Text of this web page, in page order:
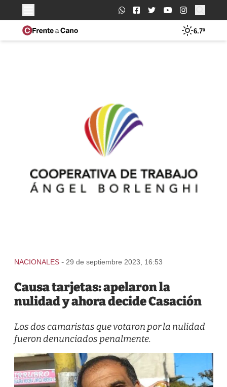
Buscar:
6.7º
NACIONALES - 29 de septiembre 2023, 16:53
Causa tarjetas: apelaron la
nulidad y ahora decide Casación
Los dos camaristas que votaron por la nulidad
fueron denunciados penalmente.